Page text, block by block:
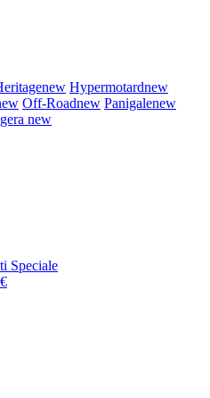
new Hypermotardnew
Off-Roadnew Panigalenew
new
Speciale